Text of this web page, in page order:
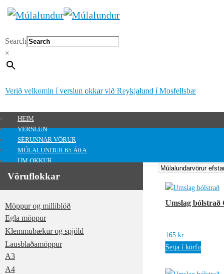
Search
×
Verið velkomin í verslun okkar við Reykjalund í Mosfellsbæ
HEIM
VERSLUN
SÉRUNNAR VÖRUR
MÚLALUNDUR 65 ÁRA
UM OKKUR
HAFA SAMBAND
MITT SVÆÐI
0kr.
Umslag bólstrað
165 kr.
Setja í körfu
Vöruflokkar
Möppur og milliblöð
Egla möppur
Klemmubækur og spjöld
Lausblaðamöppur
A3
A4